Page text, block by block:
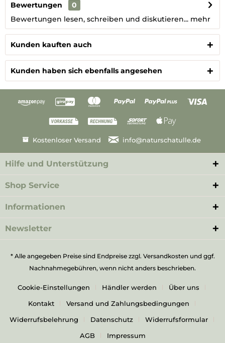
Bewertungen
0
Bewertungen lesen, schreiben und diskutieren... mehr
Kunden kauften auch
Kunden haben sich ebenfalls angesehen
Kostenloser Versand info@naturschatulle.de
Hilfe und Unterstützung
Shop Service
Informationen
Newsletter
* Alle angegeben Preise sind Endpreise zzgl. Versandkostenund ggf.
Nachnahmegebühren, wenn nicht anders beschrieben.
Cookie-Einstellungen Händler werden
Über uns
Kontakt
Versand und Zahlungsbedingungen
Widerrufsbelehrung
Datenschutz
Widerrufsformular
AGB
Impressum